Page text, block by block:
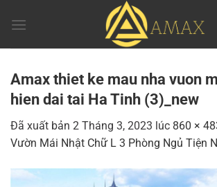
đến
Amax thiet ke mau nha vuon
hien dai tai Ha Tinh (3)_new
Đã xuất bản 2 Tháng 3, 2023 lúc 860 ×
Vườn Mái Nhật Chữ L 3 Phòng Ngủ Tiện